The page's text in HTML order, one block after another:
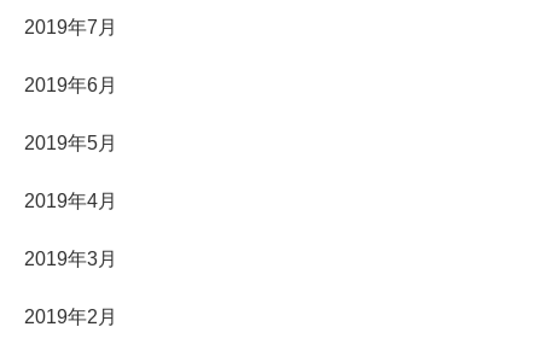
2019年7月
2019年6月
2019年5月
2019年4月
2019年3月
2019年2月